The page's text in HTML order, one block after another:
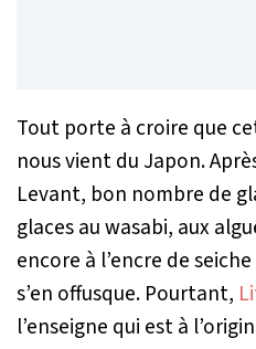
Tout porte à croire que
nous vient du Japon.
Levant, bon nombre de
glacesau wasabi, aux
encore à l’encre de seiche
s’en offusque. Pourtant,
l’enseigne qui est à